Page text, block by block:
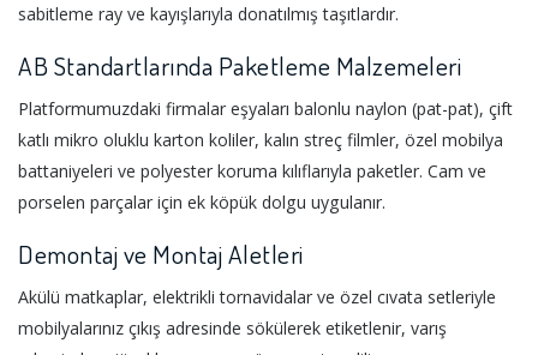
sabitleme ray ve kayışlarıyla donatılmış taşıtlardır.
AB Standartlarında Paketleme Malzemeleri
Platformumuzdaki firmalar eşyaları balonlu naylon (pat-pat), çift
katlı mikro oluklu karton koliler, kalın streç filmler, özel mobilya
battaniyeleri ve polyester koruma kılıflarıyla paketler. Cam ve
porselen parçalar için ek köpük dolgu uygulanır.
Demontaj ve Montaj Aletleri
Akülü matkaplar, elektrikli tornavidalar ve özel cıvata setleriyle
mobilyalarınız çıkış adresinde sökülerek etiketlenir, varış